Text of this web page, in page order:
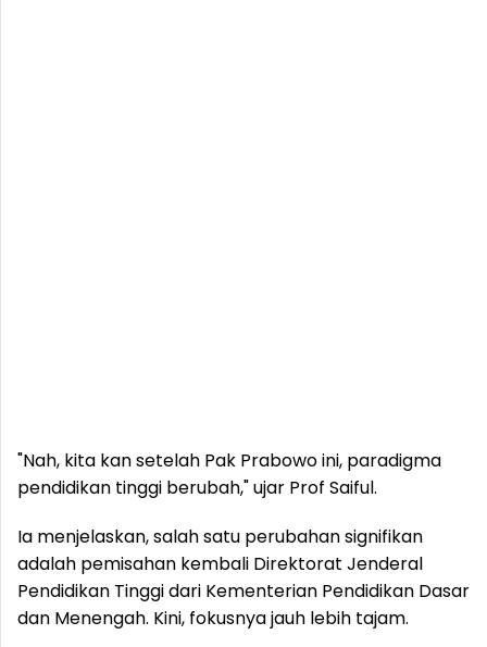
"Nah, kita kan setelah Pak Prabowo ini, paradigma
pendidikan tinggi berubah," ujar Prof Saiful.
Ia menjelaskan, salah satu perubahan signifikan
adalah pemisahan kembali Direktorat Jenderal
Pendidikan Tinggi dari Kementerian Pendidikan Dasar
dan Menengah. Kini, fokusnya jauh lebih tajam.